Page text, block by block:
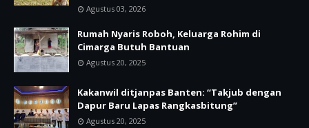
Agustus 03, 2026
Rumah Nyaris Roboh, Keluarga Rohim di
Cimarga Butuh Bantuan
Agustus 20, 2025
Kakanwil ditjanpas Banten: “Takjub dengan
Dapur Baru Lapas Rangkasbitung”
Agustus 20, 2025